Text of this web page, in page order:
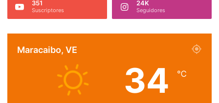
351
Suscriptores
24K
Seguidores
Maracaibo, VE
34 ℃